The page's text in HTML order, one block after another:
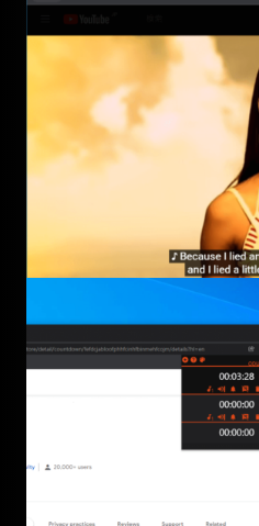
Google Chrome | 動画再生
拡張機能「Turn Off the